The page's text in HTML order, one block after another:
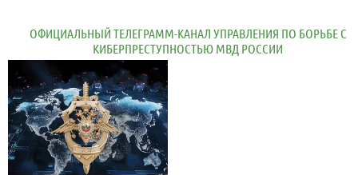
ОФИЦИАЛЬНЫЙ ТЕЛЕГРАММ-КАНАЛ УПРАВЛЕНИЯ ПО БОРЬБЕ С
КИБЕРПРЕСТУПНОСТЬЮ МВД РОССИИ